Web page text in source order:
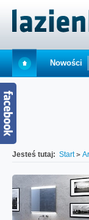
Nowości
Jesteś tutaj: Start